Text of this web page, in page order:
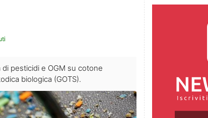
pesticidi e OGM su cotone
biologica (GOTS).